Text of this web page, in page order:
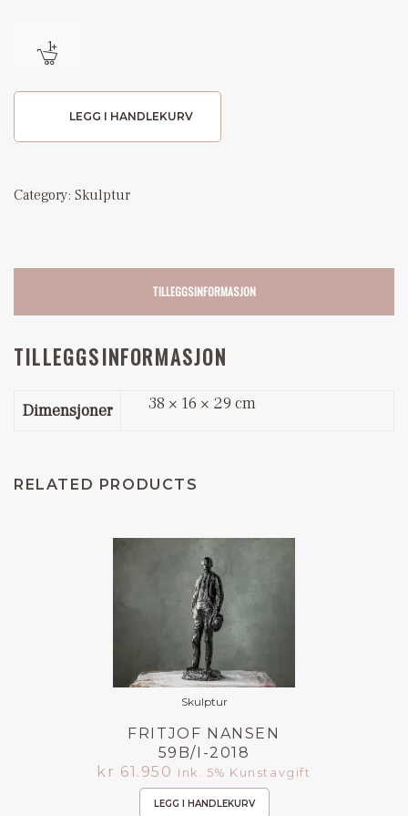
LEGG I HANDLEKURV
Category: Skulptur
TILLEGGSINFORMASJON
TILLEGGSINFORMASJON
Dimensjoner 38 × 16 × 29 cm
RELATED PRODUCTS
Skulptur
FRITJOF NANSEN
59B/I-2018
kr 61.950 Ink. 5% Kunstavgift
LEGG I HANDLEKURV